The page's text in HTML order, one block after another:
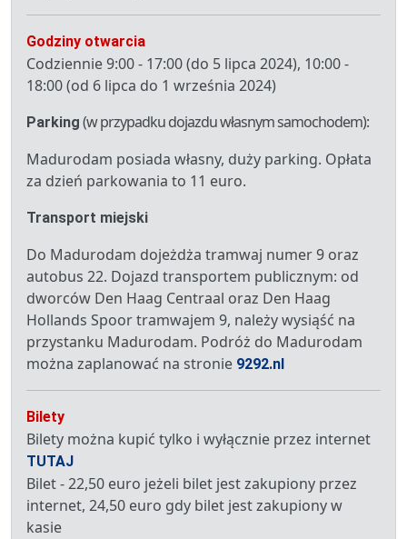
Godziny otwarcia
Codziennie 9:00 - 17:00 (do 5 lipca 2024), 10:00 -
18:00 (od 6 lipca do 1 września 2024)
Parking (w przypadku dojazdu własnym samochodem):
Madurodam posiada własny, duży parking. Opłata
za dzień parkowania to 11 euro.
Transport miejski
Do Madurodam dojeżdża tramwaj numer 9 oraz
autobus 22. Dojazd transportem publicznym: od
dworców Den Haag Centraal oraz Den Haag
Hollands Spoor tramwajem 9, należy wysiąść na
przystanku Madurodam. Podróż do Madurodam
można zaplanować na stronie 9292.nl
Bilety
Bilety można kupić tylko i wyłącznie przez internet
TUTAJ
Bilet - 22,50 euro jeżeli bilet jest zakupiony przez
internet, 24,50 euro gdy bilet jest zakupiony w
kasie